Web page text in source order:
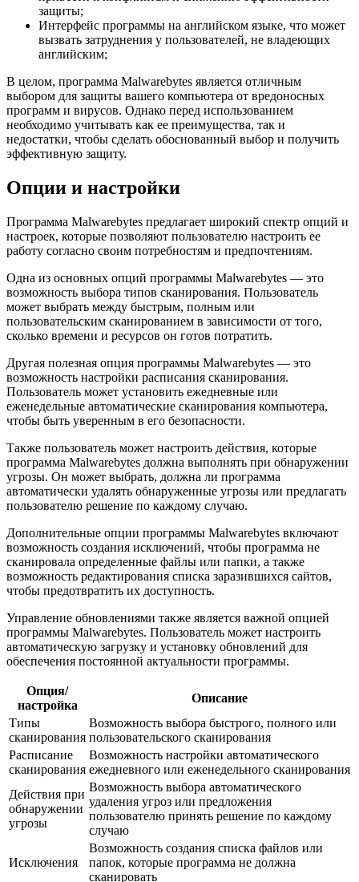
защиты;
Интерфейс программы на английском языке, что может
вызвать затруднения у пользователей, не владеющих
английским;
В целом, программа Malwarebytes является отличным
выбором для защиты вашего компьютера от вредоносных
программ и вирусов. Однако перед использованием
необходимо учитывать как ее преимущества, так и
недостатки, чтобы сделать обоснованный выбор и получить
эффективную защиту.
Опции и настройки
Программа Malwarebytes предлагает широкий спектр опций и
настроек, которые позволяют пользователю настроить ее
работу согласно своим потребностям и предпочтениям.
Одна из основных опций программы Malwarebytes — это
возможность выбора типов сканирования. Пользователь
может выбрать между быстрым, полным или
пользовательским сканированием в зависимости от того,
сколько времени и ресурсов он готов потратить.
Другая полезная опция программы Malwarebytes — это
возможность настройки расписания сканирования.
Пользователь может установить ежедневные или
еженедельные автоматические сканирования компьютера,
чтобы быть уверенным в его безопасности.
Также пользователь может настроить действия, которые
программа Malwarebytes должна выполнять при обнаружении
угрозы. Он может выбрать, должна ли программа
автоматически удалять обнаруженные угрозы или предлагать
пользователю решение по каждому случаю.
Дополнительные опции программы Malwarebytes включают
возможность создания исключений, чтобы программа не
сканировала определенные файлы или папки, а также
возможность редактирования списка заразившихся сайтов,
чтобы предотвратить их доступность.
Управление обновлениями также является важной опцией
программы Malwarebytes. Пользователь может настроить
автоматическую загрузку и установку обновлений для
обеспечения постоянной актуальности программы.
Опция/
настройка
Описание
Типы
сканирования
Возможность выбора быстрого, полного или
пользовательского сканирования
Расписание
сканирования
Возможность настройки автоматического
ежедневного или еженедельного сканирования
Действия при
обнаружении
угрозы
Возможность выбора автоматического
удаления угроз или предложения
пользователю принять решение по каждому
случаю
Исключения
Возможность создания списка файлов или
папок, которые программа не должна
сканировать